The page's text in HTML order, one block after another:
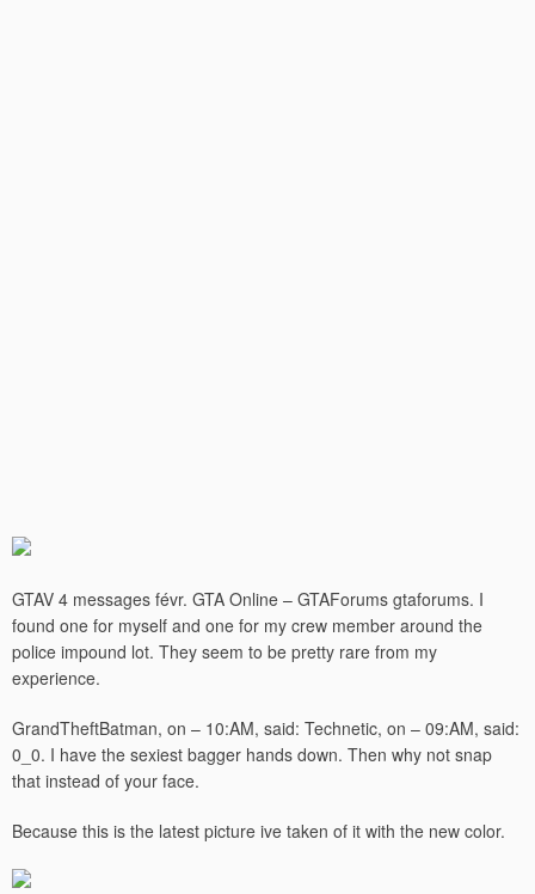
GTAV 4 messages févr. GTA Online – GTAForums gtaforums. I
found one for myself and one for my crew member around the
police impound lot. They seem to be pretty rare from my
experience.
GrandTheftBatman, on – 10:AM, said: Technetic, on – 09:AM, said:
0_0. I have the sexiest bagger hands down. Then why not snap
that instead of your face.
Because this is the latest picture ive taken of it with the new color.